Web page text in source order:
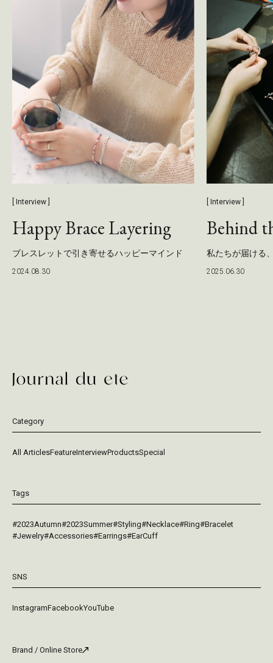
[ Interview ]
Happy Brace Layering
ブレスレットで引き寄せるハッピーマインド
2024.08.30
[ Interview ]
Behind
私たちが届ける
2025.06.30
Category
All ArticlesFeatureInterviewProductsSpecial
Tags
#2023Autumn#2023Summer#Styling#Necklace#Ring#Bracelet
#Jewelry#Accessories#Earrings#EarCuff
SNS
InstagramFacebookYouTube
Brand / Online Store